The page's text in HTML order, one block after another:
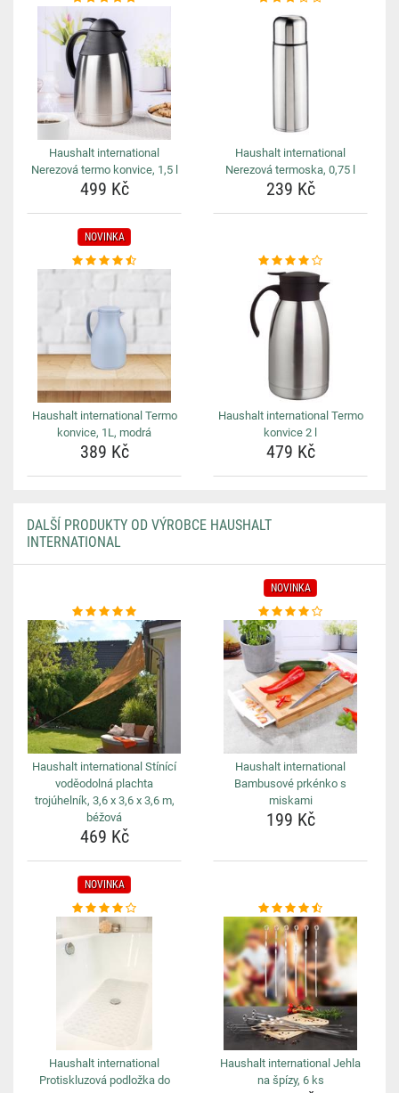
Haushalt international
Nerezová termo konvice, 1,5 l
499 Kč
Haushalt international
Nerezová termoska, 0,75 l
239 Kč
NOVINKA
Haushalt international Termo
konvice, 1L, modrá
389 Kč
Haushalt international Termo
konvice 2 l
479 Kč
DALŠÍ PRODUKTY OD VÝROBCE HAUSHALT
INTERNATIONAL
Haushalt international Stínící
voděodolná plachta
trojúhelník, 3,6 x 3,6 x 3,6 m,
béžová
469 Kč
NOVINKA
Haushalt international
Bambusové prkénko s
miskami
199 Kč
NOVINKA
Haushalt international
Protiskluzová podložka do
Haushalt international Jehla
na špízy, 6 ks